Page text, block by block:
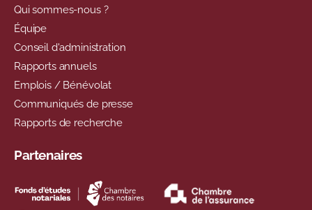
Qui sommes-nous ?
Équipe
Conseil d'administration
Rapports annuels
Emplois / Bénévolat
Communiqués de presse
Rapports de recherche
Partenaires